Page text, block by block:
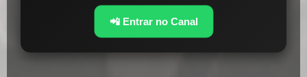
📲 Entrar no Canal